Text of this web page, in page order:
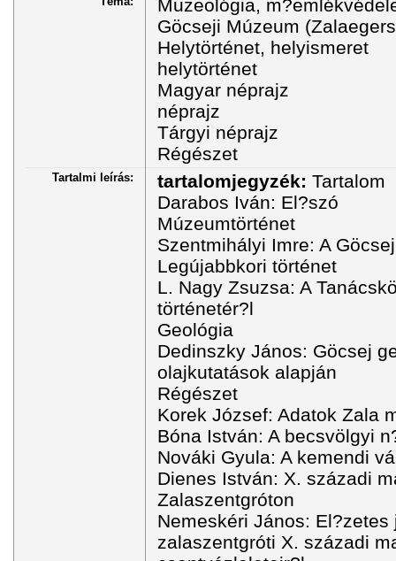
Muzeológia,
Göcseji Múzeum
Helytörténet, helyismeret
helytörténet
Magyar néprajz
néprajz
Tárgyi néprajz
Régészet
Tartalmi leírás: tartalomjegyzék: Tartalom
Darabos Iván: El?szó
Múzeumtörténet
Szentmihályi Imre: A
Legújabbkori történet
L. Nagy Zsuzsa: A
történetér?l
Geológia
Dedinszky János: Göcsej
olajkutatások alapján
Régészet
Korek József: Adatok Zala
Bóna István: A becsvölgyi
Nováki Gyula: A kemendi
Dienes István: X. századi
Zalaszentgróton
Nemeskéri János: El?zetes
zalaszentgróti X. századi